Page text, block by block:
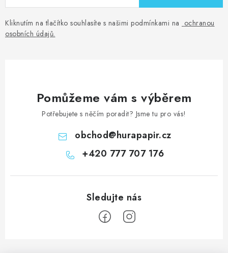
Kliknutím na tlačítko souhlasíte s našimi podmínkami na ochranou
osobních údajů.
Pomůžeme vám s výběrem
Potřebujete s něčím poradit? Jsme tu pro vás!
obchod@hurapapir.cz
+420 777 707 176